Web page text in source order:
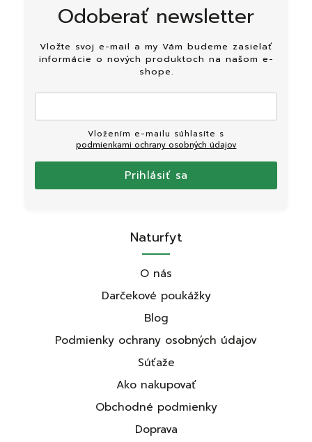
Odoberať newsletter
Vložte svoj e-mail a my Vám budeme zasielať
informácie o nových produktoch na našom e-
shope.
podmienkami ochrany osobných údajov
Prihlásiť sa
Naturfyt
O nás
Darčekové poukážky
Blog
Podmienky ochrany osobných údajov
Súťaže
Ako nakupovať
Obchodné podmienky
Doprava